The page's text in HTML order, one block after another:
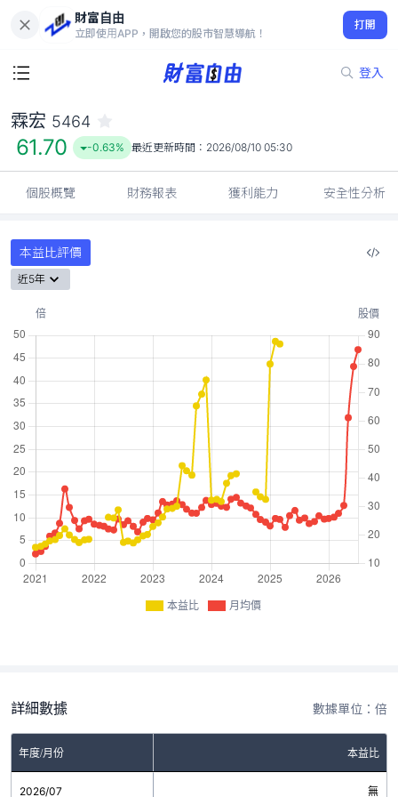
財富自由
立即使用APP，開啟您的股市智慧導航！
打開
登入
61.70
-0.63%
霖宏 5464
61.70 -0.63% 最近更新時間： 2026/08/10 05:30
個股概覽 財務報表 獲利能力 安全性分析
本益比評價
近5年
本益比 月均價
詳細數據 數據單位：倍
年度/月份 本益比
2026/07 無